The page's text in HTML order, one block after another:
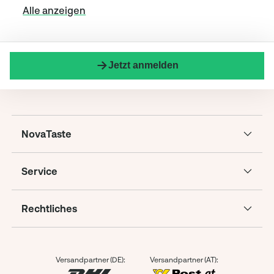
Alle anzeigen
Jetzt anmelden
NovaTaste
Service
Rechtliches
Versandpartner (DE): Versandpartner (AT):